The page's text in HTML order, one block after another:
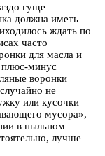
гуще
должна иметь
ждать по
часто
для масла и
плюс-минус
воронки
не
или кусочки
мусора»,
в пыльном
лучше